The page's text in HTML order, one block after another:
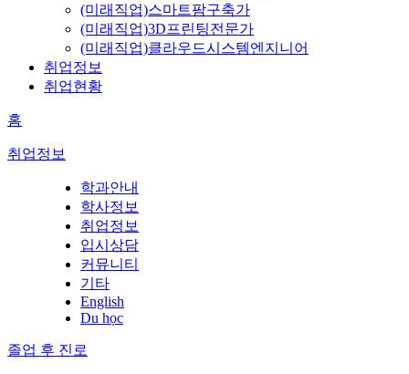
(미래직업)스마트팜구축가
(미래직업)3D프린팅전문가
(미래직업)클라우드시스템엔지니어
취업정보
취업현황
홈
취업정보
학과안내
학사정보
취업정보
입시상담
커뮤니티
기타
English
Du học
졸업 후 진로